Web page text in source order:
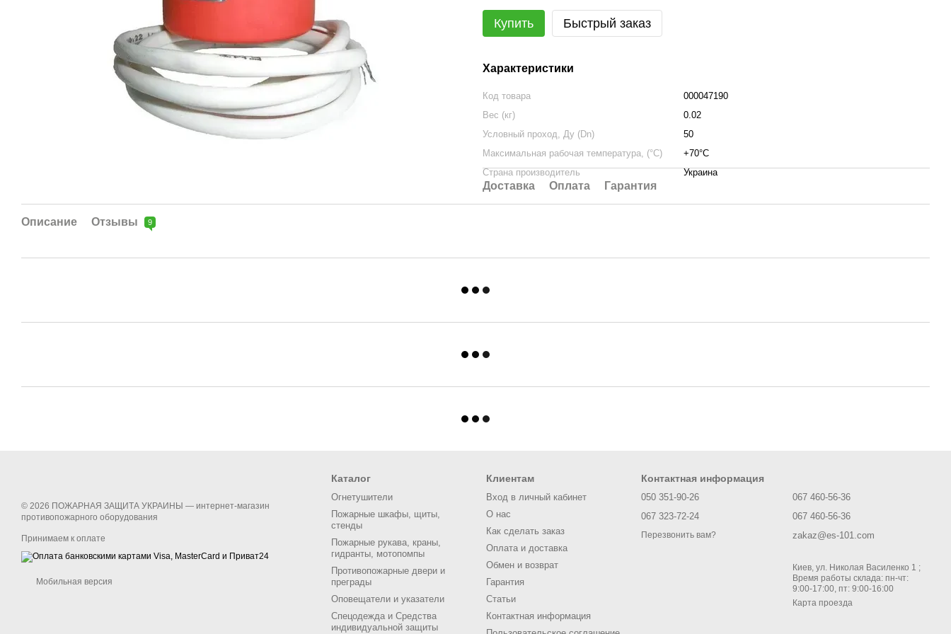
Купить Быстрый заказ
Характеристики
Код товара
000047190
Вес (кг)
0.02
Условный проход, Ду (Dn)
50
Максимальная рабочая температура, (°C)
+70°С
Страна производитель
Украина
Доставка Оплата Гарантия
Описание Отзывы 9
© 2026 ПОЖАРНАЯ ЗАЩИТА УКРАИНЫ — интернет-магазин
противопожарного оборудования
Принимаем к оплате
Мобильная версия
Каталог
Огнетушители
Пожарные шкафы, щиты,
стенды
Пожарные рукава, краны,
гидранты, мотопомпы
Противопожарные двери и
преграды
Оповещатели и указатели
Спецодежда и Средства
индивидуальной защиты
Клиентам
Вход в личный кабинет
О нас
Как сделать заказ
Оплата и доставка
Обмен и возврат
Гарантия
Статьи
Контактная информация
Контактная информация
050 351-90-26
067 323-72-24
Перезвонить вам?
067 460-56-36
067 460-56-36
zakaz@es-101.com
Киев, ул. Николая Василенко 1 ;
Время работы склада: пн-чт:
9:00-17:00, пт: 9:00-16:00
Карта проезда